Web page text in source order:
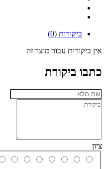
ביקורות (0)
אין ביקורות עבור מוצר זה
כתבו ביקורת
ציון